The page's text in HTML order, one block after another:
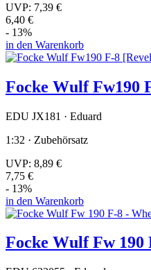
UVP: 7,39 €
6,40 €
- 13%
in den Warenkorb
Focke Wulf Fw190
EDU JX181 · Eduard
1:32 · Zubehörsatz
UVP: 8,89 €
7,75 €
- 13%
in den Warenkorb
Focke Wulf Fw 190